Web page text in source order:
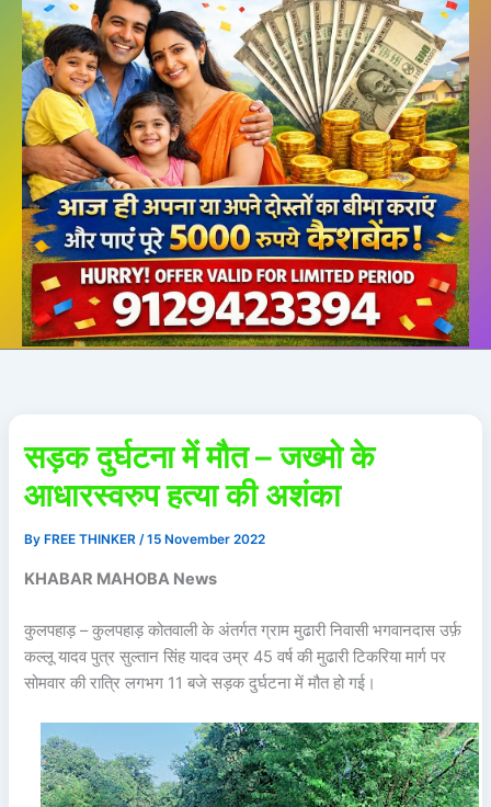
सड़क दुर्घटना में मौत – जख्मो के
आधारस्वरुप हत्या की अशंका
By FREE THINKER/15 November 2022
KHABAR MAHOBA News
कुलपहाड़ – कुलपहाड़ कोतवाली के अंतर्गत ग्राम मुढारी निवासी भगवानदास उर्फ़
कल्लू यादव पुत्र सुल्तान सिंह यादव उम्र 45 वर्ष की मुढारी टिकरिया मार्ग पर
सोमवार की रात्रि लगभग 11 बजे सड़क दुर्घटना में मौत हो गई।